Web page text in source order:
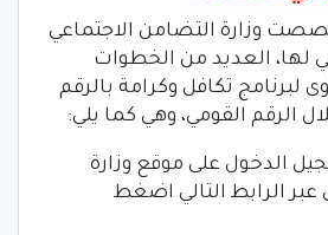
وزارة التضامن الاجتماعي
لها، العديد من الخطوات
لبرنامج تكافل وكرامة بالرقم
الدخول على موقع وزارة
عبر الرابط التالي اضغط